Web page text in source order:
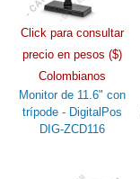
Click para consultar
precio en pesos ($)
Colombianos
Monitor de 11.6" con
trípode - DigitalPos
DIG-ZCD116